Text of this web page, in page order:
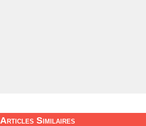
Articles Similaires